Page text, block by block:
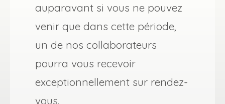
auparavant si vous ne pouvez
venir que dans cette période,
un de nos collaborateurs
pourra vous recevoir
exceptionnellement sur rendez-
vous.